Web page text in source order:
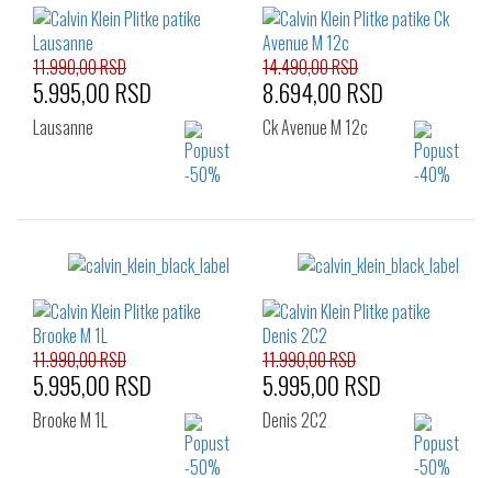
44
45 46
45
Izaberi željeni broj:
44
45 46
11.990,00 RSD
5.995,00 RSD
Lausanne
Izaberi željeni broj:
44
45 46
14.490,00 RSD
8.694,00 RSD
Ck Avenue M 12c
11.990,00 RSD
5.995,00 RSD
Brooke M 1L
11.990,00 RSD
5.995,00 RSD
Denis 2C2